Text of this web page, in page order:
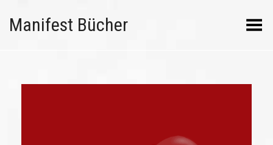
Manifest Bücher Menü umschalten